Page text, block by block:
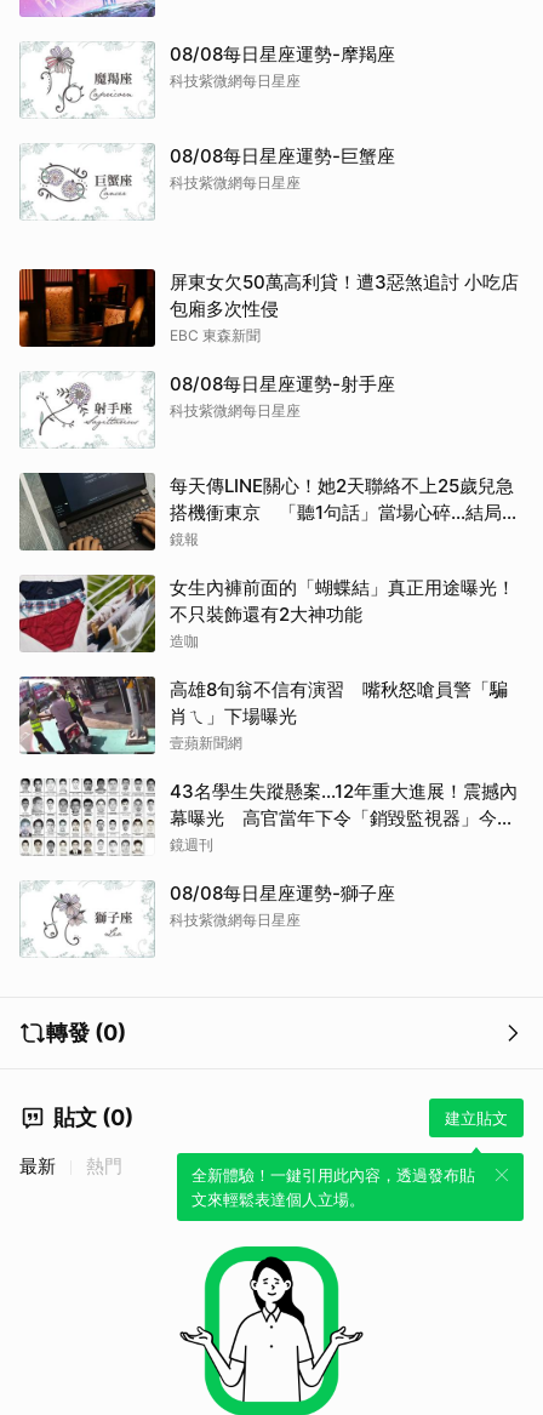
08/08每日星座運勢-摩羯座
科技紫微網每日星座
08/08每日星座運勢-巨蟹座
科技紫微網每日星座
屏東女欠50萬高利貸！遭3惡煞追討 小吃店
包廂多次性侵
EBC 東森新聞
08/08每日星座運勢-射手座
科技紫微網每日星座
每天傳LINE關心！她2天聯絡不上25歲兒急
搭機衝東京 「聽1句話」當場心碎...結局看
哭網
鏡報
女生內褲前面的「蝴蝶結」真正用途曝光！
不只裝飾還有2大神功能
造咖
高雄8旬翁不信有演習 嘴秋怒嗆員警「騙
肖ㄟ」下場曝光
壹蘋新聞網
43名學生失蹤懸案...12年重大進展！震撼內
幕曝光 高官當年下令「銷毀監視器」今遭
逮
鏡週刊
08/08每日星座運勢-獅子座
科技紫微網每日星座
轉發 (0)
貼文 (0) 建立貼文
全新體驗！一鍵引用此內容，透過發布貼
文來輕鬆表達個人立場。
最新 熱門